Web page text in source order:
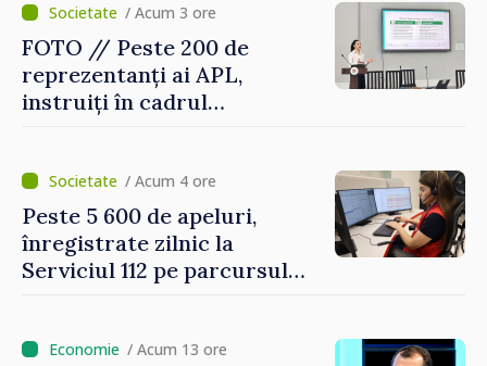
/ Acum 3 ore
FOTO // Peste 200 de
reprezentanți ai APL,
instruiți în cadrul
două regulamente din
domeniu
/ Acum 4 ore
Peste 5 600 de apeluri,
înregistrate zilnic la
Serviciul 112 pe parcursul
ambulanța/ Acum 13 ore